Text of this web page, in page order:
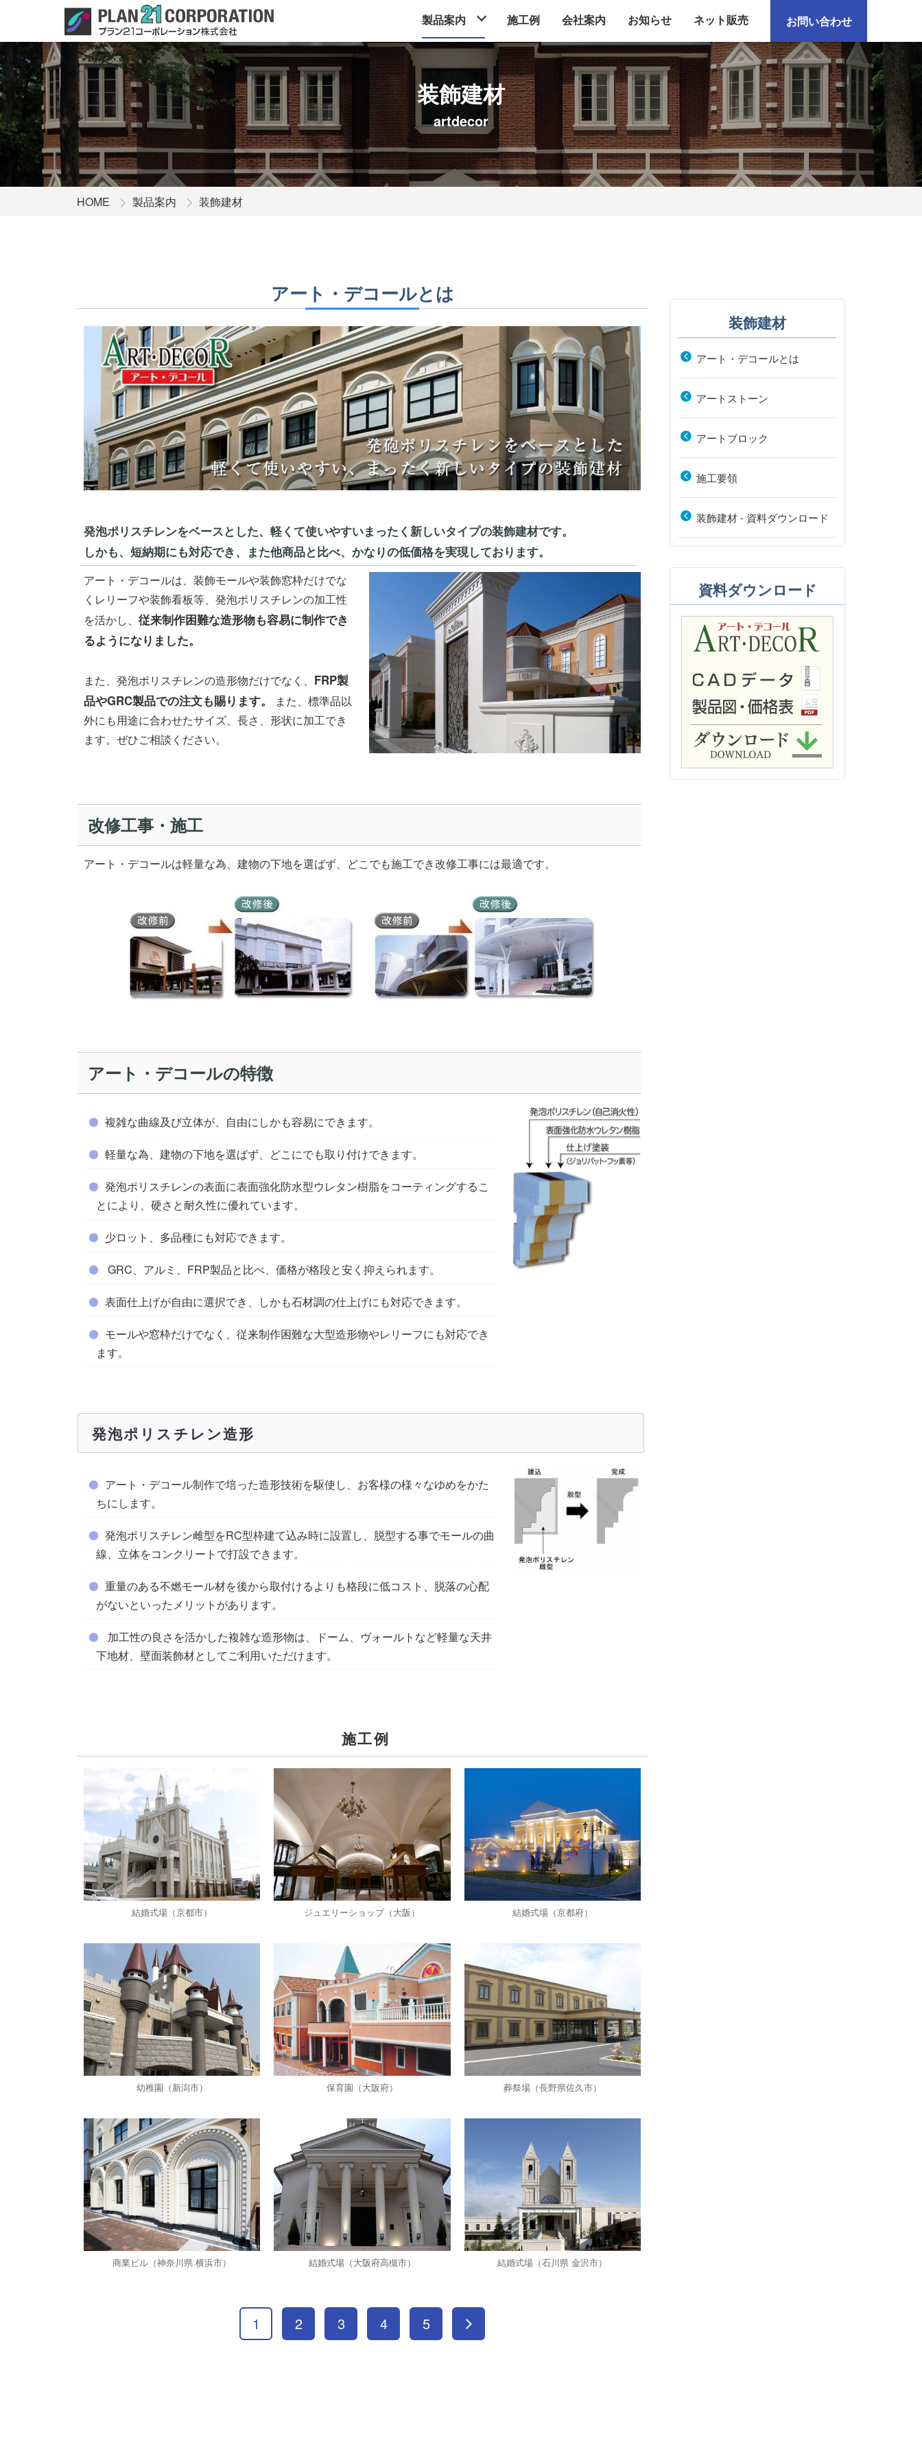
製品案内 施工例 会社案内 お知らせ ネット販売 お問い合わせ
装飾建材
artdecor
HOME 製品案内 装飾建材
アート・デコールとは
発泡ポリスチレンをベースとした、軽くて使いやすいまったく新しいタイプの装飾建材です。
しかも、短納期にも対応でき、また他商品と比べ、かなりの低価格を実現しております。
アート・デコールは、装飾モールや装飾窓枠だけでな
くレリーフや装飾看板等、発泡ポリスチレンの加工性
を活かし、 従来制作困難な造形物も容易に制作でき
るようになりました。​
また、発泡ポリスチレンの造形物だけでなく、 FRP製
品やGRC製品での注文も賜ります。
また、標準品以
外にも用途に合わせたサイズ、長さ、形状に加工でき
ます。ぜひご相談ください。
改修工事・施工
アート・デコールは軽量な為、建物の下地を選ばず、どこでも施工でき改修工事には最適です。
アート・デコールの特徴
複雑な曲線及び立体が、自由にしかも容易にできます。
軽量な為、建物の下地を選ばず、どこにでも取り付けできます。
発泡ポリスチレンの表面に表面強化防水型ウレタン樹脂をコーティングするこ
とにより、硬さと耐久性に優れています。
少ロット、多品種にも対応できます。
GRC、アルミ、FRP製品と比べ、価格が格段と安く抑えられます。
表面仕上げが自由に選択でき、しかも石材調の仕上げにも対応できます。
モールや窓枠だけでなく、従来制作困難な大型造形物やレリーフにも対応でき
ます。
発泡ポリスチレン造形
アート・デコール制作で培った造形技術を駆使し、お客様の様々なゆめをかた
ちにします。
発泡ポリスチレン雌型をRC型枠建て込み時に設置し、脱型する事でモールの曲
線、立体をコンクリートで打設できます。
重量のある不燃モール材を後から取付けるよりも格段に低コスト、脱落の心配
がないといったメリットがあります。
加工性の良さを活かした複雑な造形物は、ドーム、ヴォールトなど軽量な天井
下地材、壁面装飾材としてご利用いただけます。
施工例
結婚式場（京都市） ジュエリーショップ（大阪） 結婚式場（京都府）
幼稚園（新潟市） 保育園（大阪府） 葬祭場（長野県佐久市）
商業ビル（神奈川県 横浜市） 結婚式場（大阪府高槻市） 結婚式場（石川県 金沢市）
1 2 3 4 5
装飾建材
アート・デコールとは
アートストーン
アートブロック
施工要領
装飾建材 - 資料ダウンロード
資料ダウンロード